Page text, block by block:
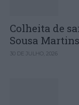
Colheita de
Sousa
30 DE JULHO, 2026